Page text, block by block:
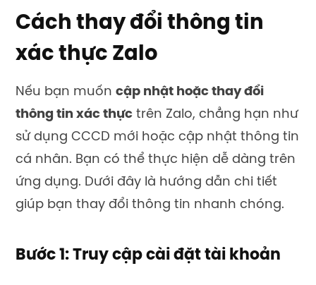
Cách thay đổi thông tin
xác thực Zalo
Nếu bạn muốn cập nhật hoặc thay đổi
thông tin xác thực trên Zalo, chẳng hạn như
sử dụng CCCD mới hoặc cập nhật thông tin
cá nhân. Bạn có thể thực hiện dễ dàng trên
ứng dụng. Dưới đây là hướng dẫn chi tiết
giúp bạn thay đổi thông tin nhanh chóng.
Bước 1: Truy cập cài đặt tài khoản